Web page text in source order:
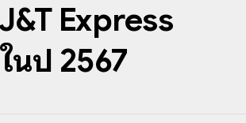
Express
นปี 2567